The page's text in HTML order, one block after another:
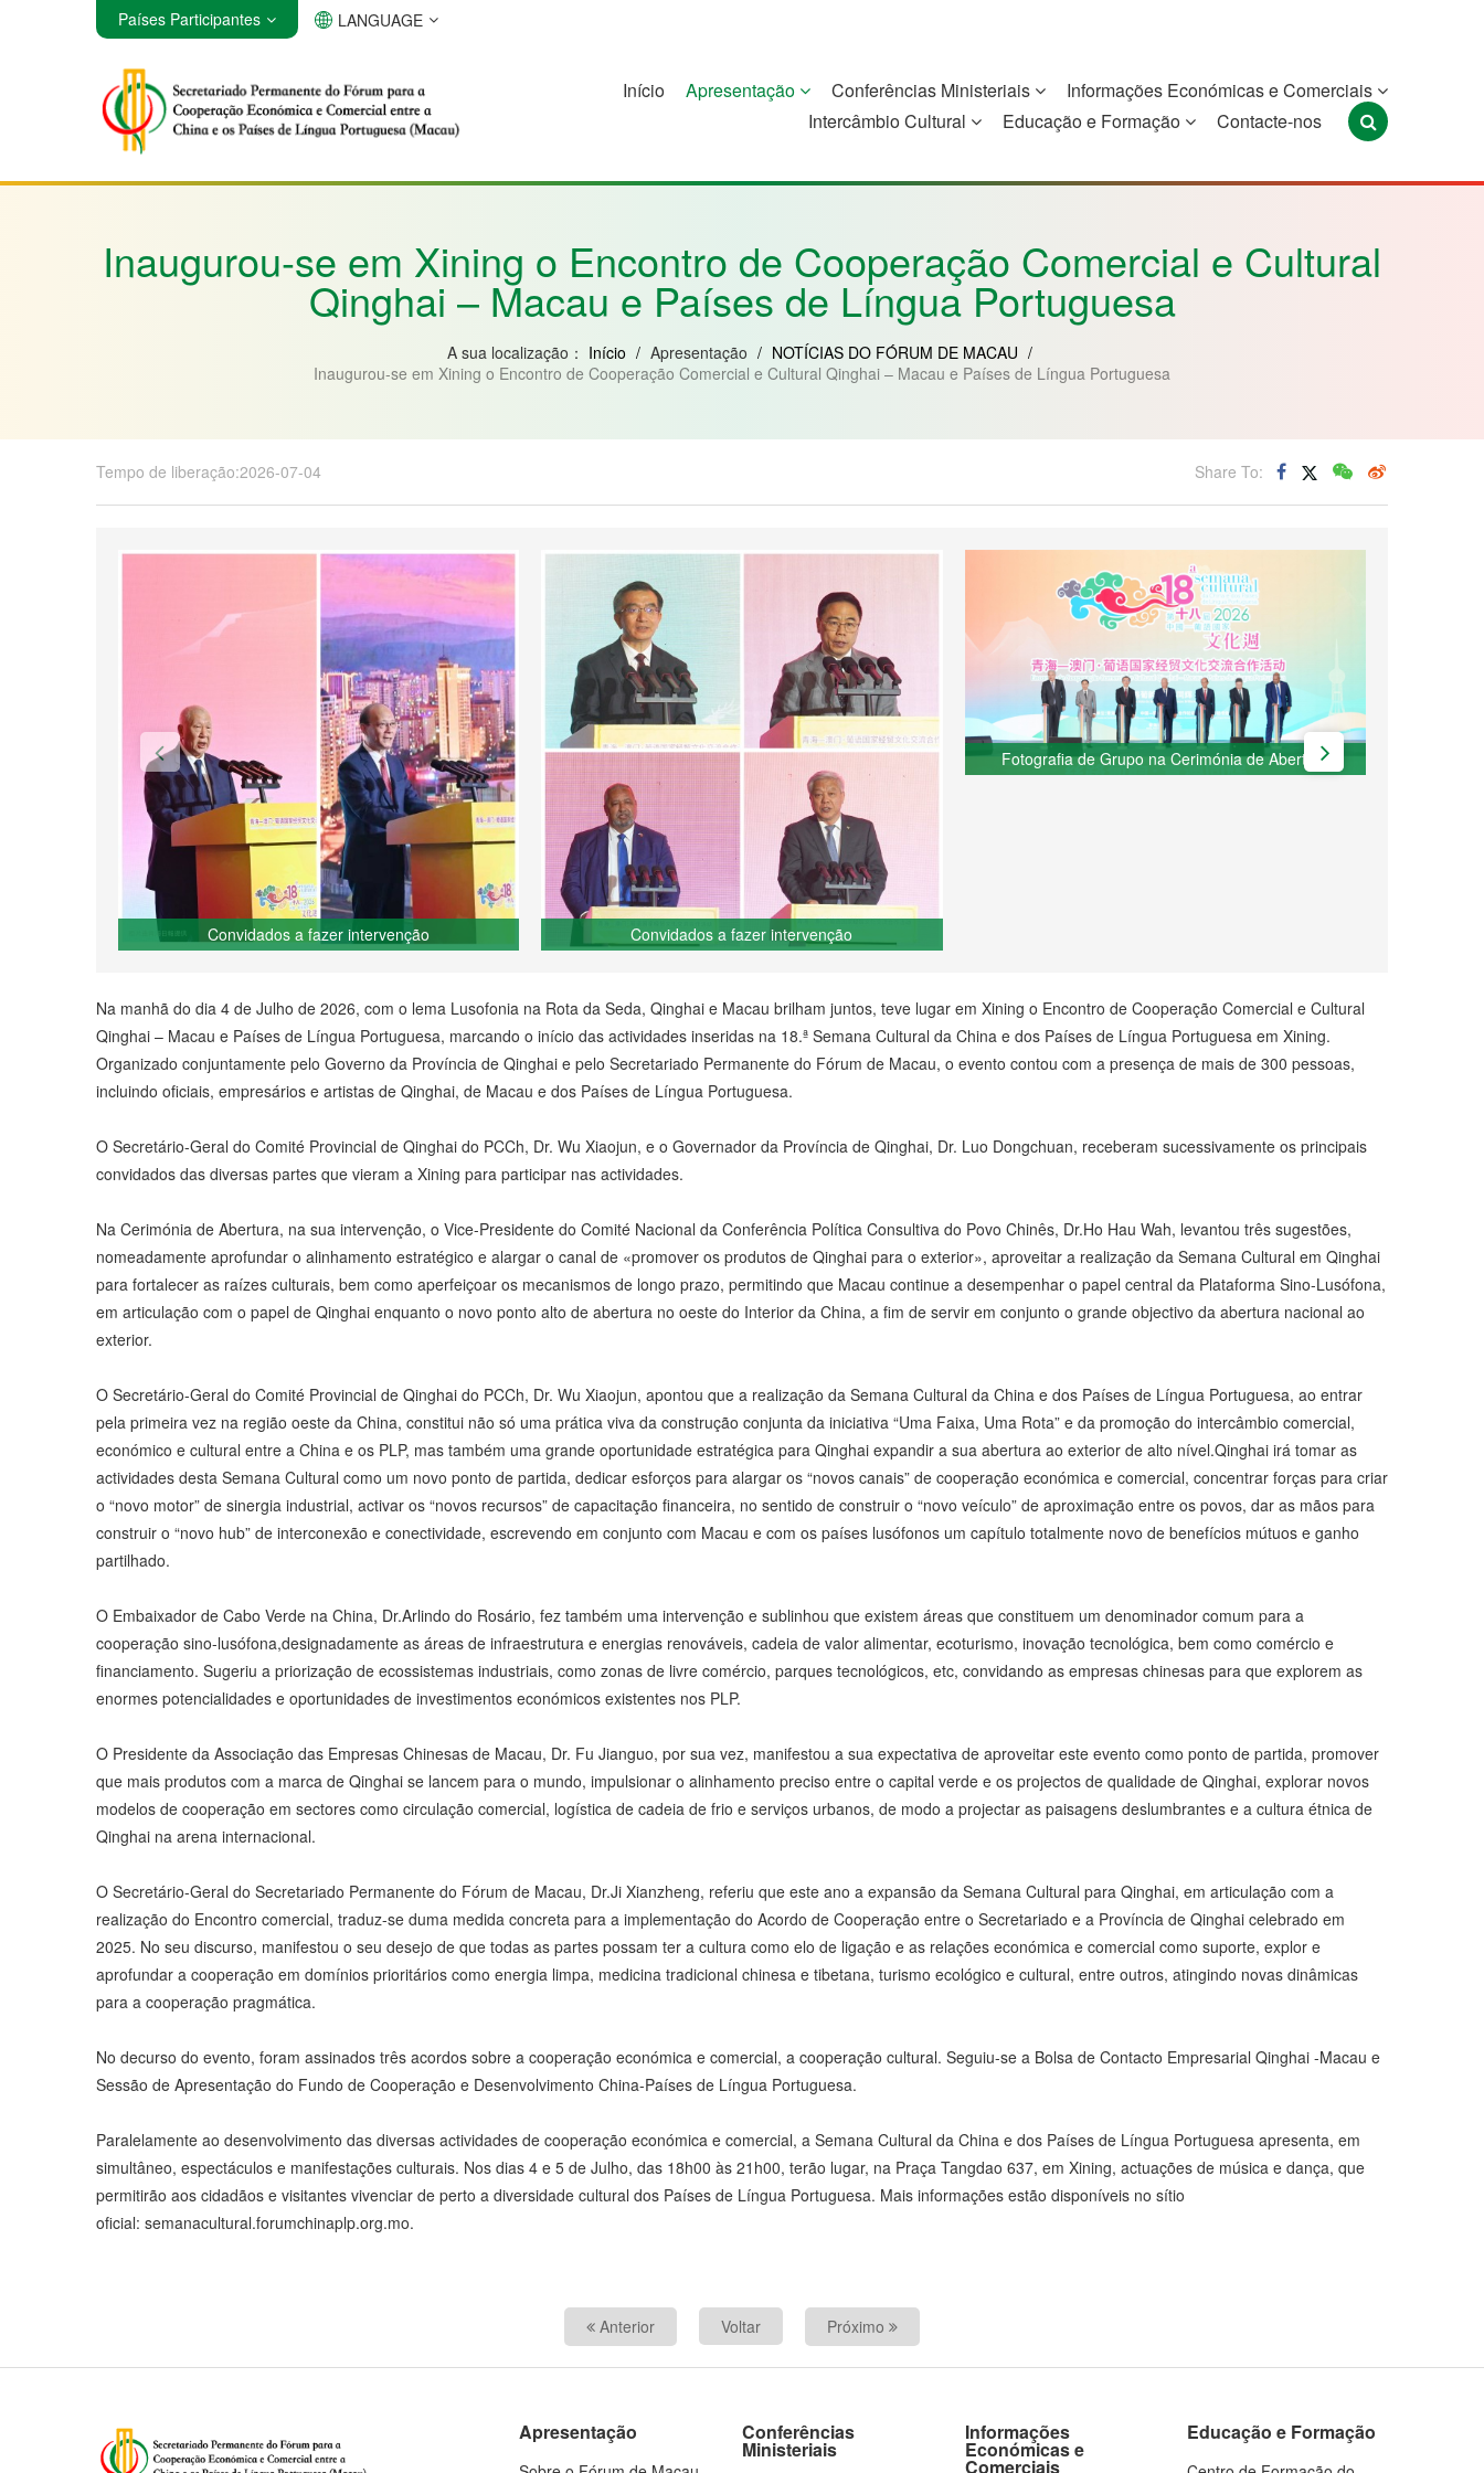
Angola Brasil Cabo Verde Guiné Equatorial Moçambique Portugal
São Tomé e
Timor-Leste
Países Participantes LANGUAGE
Início Apresentação Conferências Ministeriais
Informações Económicas e Comerciais
Intercâmbio Cultural
Educação e Formação Contacte-nos
Inaugurou-se em Xining o Encontro de Cooperação Comercial e Cultural
Qinghai – Macau e Países de Língua Portuguesa
A sua localização： Início / Apresentação / NOTÍCIAS DO FÓRUM DE MACAU /
Inaugurou-se em Xining o Encontro de Cooperação Comercial e Cultural Qinghai – Macau e Países de Língua Portuguesa
Tempo de liberação:2026-07-04 Share To:
Convidados a fazer intervenção Convidados a fazer intervenção
Fotografia de Grupo na Cerimónia de Abertura
Na manhã do dia 4 de Julho de 2026, com o lema Lusofonia na Rota da Seda, Qinghai e Macau brilham juntos, teve lugar em Xining o Encontro de Cooperação Comercial e Cultural
Qinghai – Macau e Países de Língua Portuguesa, marcando o início das actividades inseridas na 18.ª Semana Cultural da China e dos Países de Língua Portuguesa em Xining.
Organizado conjuntamente pelo Governo da Província de Qinghai e pelo Secretariado Permanente do Fórum de Macau, o evento contou com a presença de mais de 300 pessoas,
incluindo oficiais, empresários e artistas de Qinghai, de Macau e dos Países de Língua Portuguesa.
O Secretário-Geral do Comité Provincial de Qinghai do PCCh, Dr. Wu Xiaojun, e o Governador da Província de Qinghai, Dr. Luo Dongchuan, receberam sucessivamente os principais
convidados das diversas partes que vieram a Xining para participar nas actividades.
Na Cerimónia de Abertura, na sua intervenção, o Vice-Presidente do Comité Nacional da Conferência Política Consultiva do Povo Chinês, Dr.Ho Hau Wah, levantou três sugestões,
nomeadamente aprofundar o alinhamento estratégico e alargar o canal de «promover os produtos de Qinghai para o exterior», aproveitar a realização da Semana Cultural em Qinghai
para fortalecer as raízes culturais, bem como aperfeiçoar os mecanismos de longo prazo, permitindo que Macau continue a desempenhar o papel central da Plataforma Sino-Lusófona,
em articulação com o papel de Qinghai enquanto o novo ponto alto de abertura no oeste do Interior da China, a fim de servir em conjunto o grande objectivo da abertura nacional ao
exterior.
O Secretário-Geral do Comité Provincial de Qinghai do PCCh, Dr. Wu Xiaojun, apontou que a realização da Semana Cultural da China e dos Países de Língua Portuguesa, ao entrar
pela primeira vez na região oeste da China, constitui não só uma prática viva da construção conjunta da iniciativa “Uma Faixa, Uma Rota” e da promoção do intercâmbio comercial,
económico e cultural entre a China e os PLP, mas também uma grande oportunidade estratégica para Qinghai expandir a sua abertura ao exterior de alto nível.Qinghai irá tomar as
actividades desta Semana Cultural como um novo ponto de partida, dedicar esforços para alargar os “novos canais” de cooperação económica e comercial, concentrar forças para criar
o “novo motor” de sinergia industrial, activar os “novos recursos” de capacitação financeira, no sentido de construir o “novo veículo” de aproximação entre os povos, dar as mãos para
construir o “novo hub” de interconexão e conectividade, escrevendo em conjunto com Macau e com os países lusófonos um capítulo totalmente novo de benefícios mútuos e ganho
partilhado.
O Embaixador de Cabo Verde na China, Dr.Arlindo do Rosário, fez também uma intervenção e sublinhou que existem áreas que constituem um denominador comum para a
cooperação sino-lusófona,designadamente as áreas de infraestrutura e energias renováveis, cadeia de valor alimentar, ecoturismo, inovação tecnológica, bem como comércio e
financiamento. Sugeriu a priorização de ecossistemas industriais, como zonas de livre comércio, parques tecnológicos, etc, convidando as empresas chinesas para que explorem as
enormes potencialidades e oportunidades de investimentos económicos existentes nos PLP.
O Presidente da Associação das Empresas Chinesas de Macau, Dr. Fu Jianguo, por sua vez, manifestou a sua expectativa de aproveitar este evento como ponto de partida, promover
que mais produtos com a marca de Qinghai se lancem para o mundo, impulsionar o alinhamento preciso entre o capital verde e os projectos de qualidade de Qinghai, explorar novos
modelos de cooperação em sectores como circulação comercial, logística de cadeia de frio e serviços urbanos, de modo a projectar as paisagens deslumbrantes e a cultura étnica de
Qinghai na arena internacional.
O Secretário-Geral do Secretariado Permanente do Fórum de Macau, Dr.Ji Xianzheng, referiu que este ano a expansão da Semana Cultural para Qinghai, em articulação com a
realização do Encontro comercial, traduz-se duma medida concreta para a implementação do Acordo de Cooperação entre o Secretariado e a Província de Qinghai celebrado em
2025. No seu discurso, manifestou o seu desejo de que todas as partes possam ter a cultura como elo de ligação e as relações económica e comercial como suporte, explor e
aprofundar a cooperação em domínios prioritários como energia limpa, medicina tradicional chinesa e tibetana, turismo ecológico e cultural, entre outros, atingindo novas dinâmicas
para a cooperação pragmática.
No decurso do evento, foram assinados três acordos sobre a cooperação económica e comercial, a cooperação cultural. Seguiu-se a Bolsa de Contacto Empresarial Qinghai -Macau e
Sessão de Apresentação do Fundo de Cooperação e Desenvolvimento China-Países de Língua Portuguesa.
Paralelamente ao desenvolvimento das diversas actividades de cooperação económica e comercial, a Semana Cultural da China e dos Países de Língua Portuguesa apresenta, em
simultâneo, espectáculos e manifestações culturais. Nos dias 4 e 5 de Julho, das 18h00 às 21h00, terão lugar, na Praça Tangdao 637, em Xining, actuações de música e dança, que
permitirão aos cidadãos e visitantes vivenciar de perto a diversidade cultural dos Países de Língua Portuguesa. Mais informações estão disponíveis no sítio
oficial: semanacultural.forumchinaplp.org.mo.
Anterior Voltar Próximo
Apresentação Conferências
Ministeriais
Informações
Económicas e
Comerciais
Educação e Formação